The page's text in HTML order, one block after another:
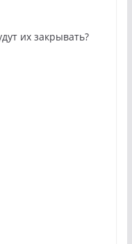
их закрывать?